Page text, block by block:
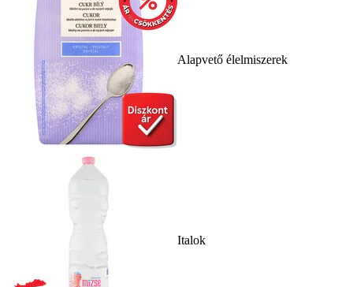
Alapvető élelmiszerek
Italok